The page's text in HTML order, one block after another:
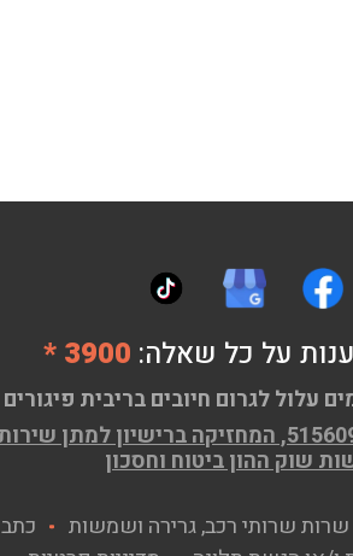
על כל שאלה: 3900 *
עלול לגרום חיובים בריבית
שוק ההון ביטוח וחסכון
שרותי רכב, גרירה ושמשות